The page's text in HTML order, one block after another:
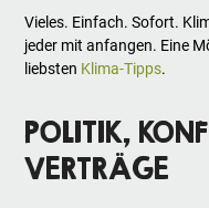
Vieles. Einfach. Sofort.
jeder mit anfangen. Eine
liebsten Klima-Tipps.
POLITIK,
VERTRÄGE